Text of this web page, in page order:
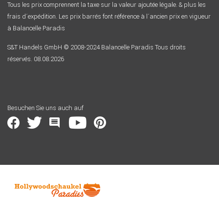
Tous les prix comprennent la taxe sur la valeur ajoutée légale. & plus les
frais d´expédition. Les prix barrés font référence à l´ancien prix en vigueur
à Balancelle Paradis
S&T Handels GmbH © 2008-2024 Balancelle Paradis Tous droits
réservés. 08.08.2026
Besuchen Sie uns auch auf